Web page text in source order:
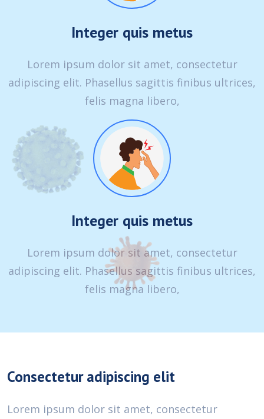
Integer quis metus
Lorem ipsum dolor sit amet, consectetur
adipiscing elit. Phasellus sagittis finibus ultrices,
felis magna libero,
Integer quis metus
Lorem ipsum dolor sit amet, consectetur
adipiscing elit. Phasellus sagittis finibus ultrices,
felis magna libero,
Consectetur adipiscing elit
Lorem ipsum dolor sit amet, consectetur